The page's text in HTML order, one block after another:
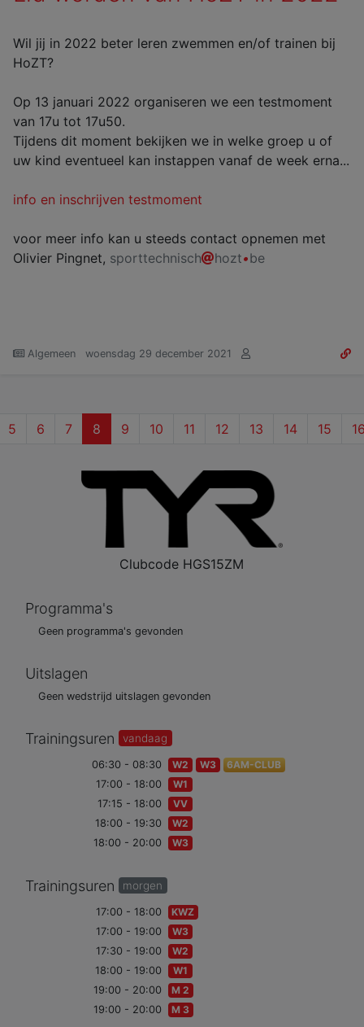
Wil jij in 2022 beter leren zwemmen en/of trainen bij
HoZT?
Op 13 januari 2022 organiseren we een testmoment
van 17u tot 17u50.
Tijdens dit moment bekijken we in welke groep u of
uw kind eventueel kan instappen vanaf de week erna...
info en inschrijven testmoment
voor meer info kan u steeds contact opnemen met
Olivier Pingnet, sporttechnisch hozt•be
Algemeen woensdag 29 december 2021
5 6 7 8 (current)
9 10 11 12 13 14 15
Clubcode HGS15ZM
Programma's
Geen programma's gevonden
Uitslagen
Geen wedstrijd uitslagen gevonden
Trainingsuren vandaag
06:30 - 08:30 W2 W3
6AM-CLUB
17:00 - 18:00
W1
17:15 - 18:00
VV
18:00 - 19:30
W2
18:00 - 20:00
W3
Trainingsuren morgen
17:00 - 18:00
KWZ
17:00 - 19:00
W3
17:30 - 19:00
W2
18:00 - 19:00
W1
19:00 - 20:00
M 2
19:00 - 20:00
M 3